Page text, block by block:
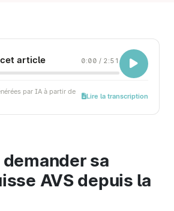
article 0:00 / 2:51
par IA à partir de
Lire la transcription
sa
AVS depuis la